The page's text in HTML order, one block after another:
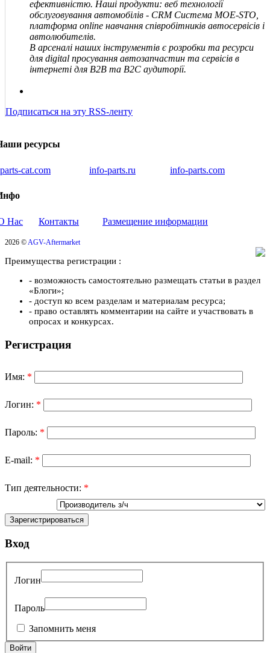
ефективністю. Наші продукти: веб технології
обслуговування автомобілів - CRM Система MOE-STO,
платформа online навчання співробітників автосервісів і
автолюбителів.
В арсеналі наших інструментів є розробки та ресурси
для digital просування автозапчастин та сервісів в
інтернеті для В2В та В2С аудиторії.
Подписаться на эту RSS-ленту
ресурсы
cat.com info-parts.ru info-parts.com
Нас Контакты Размещение информации
2026 ©AGV-Aftermarket
Преимущества регистрации :
- возможность самостоятельно размещать статьи в раздел
«Блоги»;
- доступ ко всем разделам и материалам ресурса;
- право оставлять комментарии на сайте и участвовать в
опросах и конкурсах.
Регистрация
Имя: *
Логин: *
Пароль: *
E-mail: *
Тип деятельности: *
Вход
Логин
Пароль
Запомнить меня